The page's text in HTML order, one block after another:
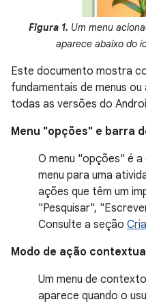
Figura 1. Um menu
aparece abaixo do
Este documento mostra
fundamentais de menus
todas as versões do
Menu "opções" e barra
O menu "opções" é
menu para uma
ações que têm um
"Pesquisar",
Consulte a seção
Modo de ação
Um menu de
aparece quando o